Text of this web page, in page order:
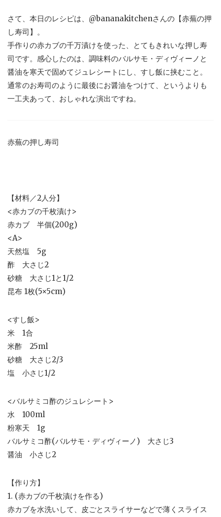
さて、本日のレシピは、@bananakitchenさんの【赤蕪の押
し寿司】。
手作りの赤カブの千万漬けを使った、とてもきれいな押し寿
司です。感心したのは、調味料のバルサモ・ディヴィーノと
醤油を寒天で固めてジュレシートにし、すし飯に挟むこと。
通常のお寿司のように最後にお醤油をつけて、というよりも
一工夫あって、おしゃれな演出ですね。
赤蕪の押し寿司
【材料／2人分】
<赤カブの千枚漬け>
赤カブ 半個(200g)
<A>
天然塩 5g
酢 大さじ2
砂糖 大さじ1と1/2
昆布 1枚(5×5cm)
<すし飯>
米 1合
米酢 25ml
砂糖 大さじ2/3
塩 小さじ1/2
<バルサミコ酢のジュレシート>
水 100ml
粉寒天 1g
バルサミコ酢(バルサモ・ディヴィーノ) 大さじ3
醤油 小さじ2
【作り方】
1. (赤カブの千枚漬けを作る)
赤カブを水洗いして、皮ごとスライサーなどで薄くスライス